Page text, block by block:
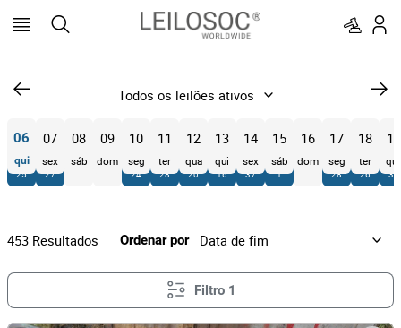
06
qui
25
07
sex
27
08
sáb
09
dom
10
seg
24
11
ter
28
12
qua
20
13
qui
16
14
sex
37
15
sáb
1
16
dom
17
seg
28
18
ter
26
19
32
453 Resultados Ordenar por
Filtro 1